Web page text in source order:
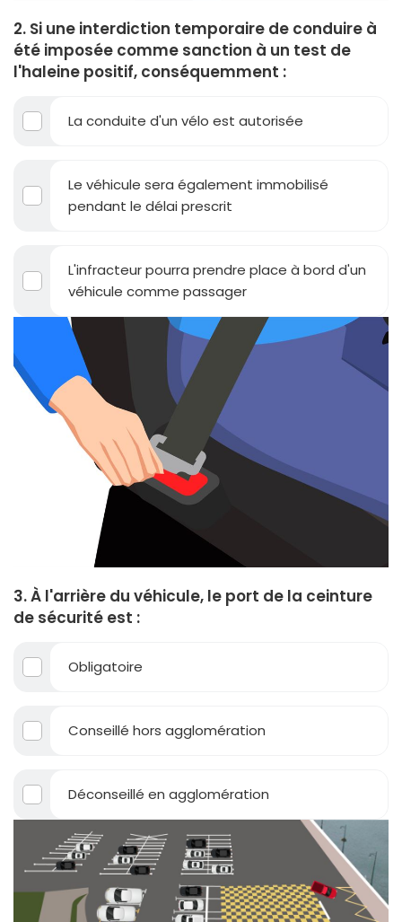
2. Si une interdiction temporaire de conduire à
été imposée comme sanction à un test de
l'haleine positif, conséquemment :
La conduite d'un vélo est autorisée
Le véhicule sera également immobilisé
pendant le délai prescrit
L'infracteur pourra prendre place à bord d'un
véhicule comme passager
3. À l'arrière du véhicule, le port de la ceinture
de sécurité est :
Obligatoire
Conseillé hors agglomération
Déconseillé en agglomération